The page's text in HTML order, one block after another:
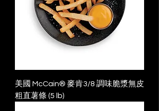
美國 McCain® 麥肯3/8 調味脆漿無皮
粗直薯條 (5 lb)